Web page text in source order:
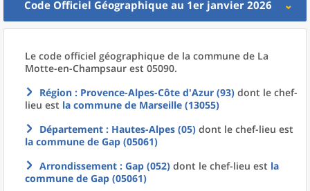
Code Officiel Géographique au 1er janvier 2026
Le code officiel géographique de la commune de La
Motte-en-Champsaur est 05090.
Région : Provence-Alpes-Côte d'Azur (93) dont le chef-
lieu est la commune de Marseille (13055)
Département : Hautes-Alpes (05) dont le chef-lieu est
la commune de Gap (05061)
Arrondissement : Gap (052) dont le chef-lieu est la
commune de Gap (05061)